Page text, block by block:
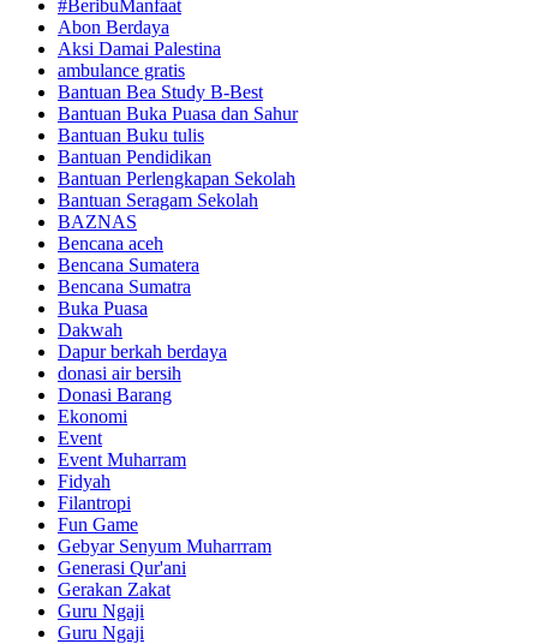
#BeribuManfaat
Abon Berdaya
Aksi Damai Palestina
ambulance gratis
Bantuan Bea Study B-Best
Bantuan Buka Puasa dan Sahur
Bantuan Buku tulis
Bantuan Pendidikan
Bantuan Perlengkapan Sekolah
Bantuan Seragam Sekolah
BAZNAS
Bencana aceh
Bencana Sumatera
Bencana Sumatra
Buka Puasa
Dakwah
Dapur berkah berdaya
donasi air bersih
Donasi Barang
Ekonomi
Event
Event Muharram
Fidyah
Filantropi
Fun Game
Gebyar Senyum Muharrram
Generasi Qur'ani
Gerakan Zakat
Guru Ngaji
Guru Ngaji